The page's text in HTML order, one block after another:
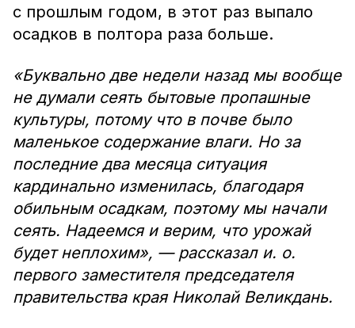
с прошлым годом, в этот раз выпало
осадков в полтора раза больше.
«Буквально две недели назад мы вообще
не думали сеять бытовые пропашные
культуры, потому что в почве было
маленькое содержание влаги. Но за
последние два месяца ситуация
кардинально изменилась, благодаря
обильным осадкам, поэтому мы начали
сеять. Надеемся и верим, что урожай
будет неплохим», — рассказал и. о.
первого заместителя председателя
правительства края Николай Великдань.